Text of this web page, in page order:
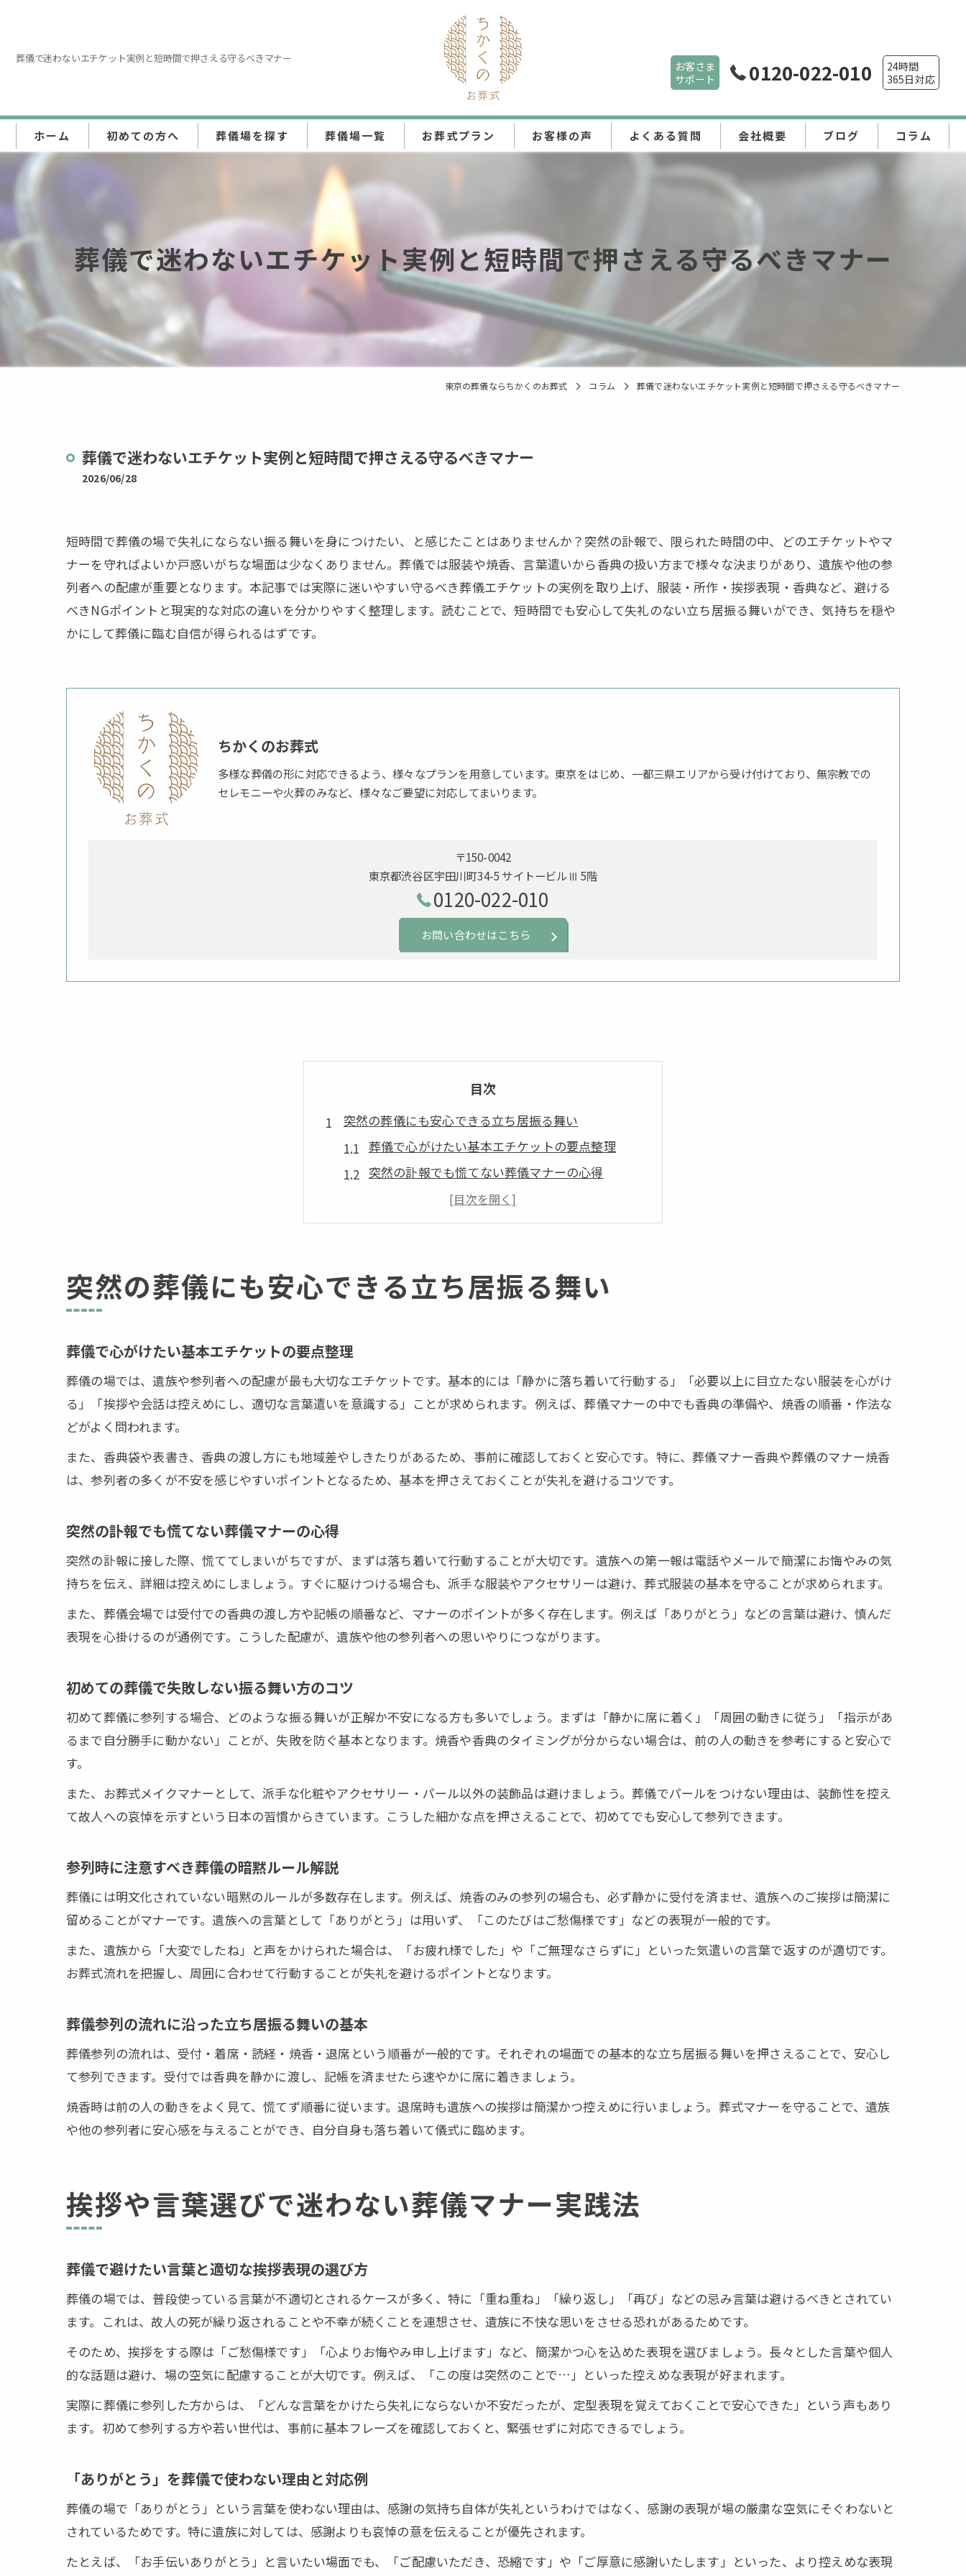
葬儀で迷わないエチケット実例と短時間で押さえる守るべきマナー
お客さま
サポート
0120-022-010
24時間
365日対応
ホーム 初めての方へ 葬儀場を探す
埼玉県
神奈川県
群馬県
茨城県
葬儀場一覧 お葬式プラン
ちかくの一日葬
ちかくの家族葬
ちかくの一般葬
お客様の声 よくある質問 会社概要 ブログ コラム
葬儀で迷わないエチケット実例と短時間で押さえる守るべきマナー
東京の葬儀ならちかくのお葬式 コラム 葬儀で迷わないエチケット実例と短時間で押さえる守るべきマナー
葬儀で迷わないエチケット実例と短時間で押さえる守るべきマナー
2026/06/28
短時間で葬儀の場で失礼にならない振る舞いを身につけたい、と感じたことはありませんか？突然の訃報で、限られた時間の中、どのエチケットやマ
ナーを守ればよいか戸惑いがちな場面は少なくありません。葬儀では服装や焼香、言葉遣いから香典の扱い方まで様々な決まりがあり、遺族や他の参
列者への配慮が重要となります。本記事では実際に迷いやすい守るべき葬儀エチケットの実例を取り上げ、服装・所作・挨拶表現・香典など、避ける
べきNGポイントと現実的な対応の違いを分かりやすく整理します。読むことで、短時間でも安心して失礼のない立ち居振る舞いができ、気持ちを穏や
かにして葬儀に臨む自信が得られるはずです。
ちかくのお葬式
多様な葬儀の形に対応できるよう、様々なプランを用意しています。東京をはじめ、一都三県エリアから受け付けており、無宗教での
セレモニーや火葬のみなど、様々なご要望に対応してまいります。
〒150-0042
東京都渋谷区宇田川町34-5 サイトービルⅢ 5階
0120-022-010
お問い合わせはこちら
目次
突然の葬儀にも安心できる立ち居振る舞い
葬儀で心がけたい基本エチケットの要点整理
突然の訃報でも慌てない葬儀マナーの心得
初めての葬儀で失敗しない振る舞い方のコツ
参列時に注意すべき葬儀の暗黙ルール解説
挨拶や言葉選びで迷わない葬儀マナー実践法
葬儀で避けたい言葉と適切な挨拶表現の選び方
心を伝える葬儀の言葉選びと気配りポイント
忌み言葉を避けた葬儀マナーの実践ポイント
葬儀でふさわしい服装とNGアイテムの見極め方
お葬式メイクマナーとアクセサリーの基本注意点
男女別葬儀服装マナーの押さえるべき基本
香典や焼香マナーを通じた失礼回避のコツ
葬儀で守るべき香典マナーの基本と注意点
香典の渡し方と焼香の作法を分かりやすく解説
葬儀での焼香マナーを実践する心構え
実際の葬儀で守るべきNG行動と許容範囲
会場での私語やスマホ利用がNGな理由と対策
葬儀にふさわしい表情や態度のポイント解説
穏やかな気持ちで臨むための葬儀エチケット極意
短時間で身につく安心の葬儀エチケットまとめ
気持ちを整え葬儀に臨むための心構えと実践法
葬儀で失礼なく振る舞うためのチェックリスト
突然の葬儀にも安心できる立ち居振る舞い
葬儀で心がけたい基本エチケットの要点整理
葬儀の場では、遺族や参列者への配慮が最も大切なエチケットです。基本的には「静かに落ち着いて行動する」「必要以上に目立たない服装を心がけ
る」「挨拶や会話は控えめにし、適切な言葉遣いを意識する」ことが求められます。例えば、葬儀マナーの中でも香典の準備や、焼香の順番・作法な
どがよく問われます。
また、香典袋や表書き、香典の渡し方にも地域差やしきたりがあるため、事前に確認しておくと安心です。特に、葬儀マナー香典や葬儀のマナー焼香
は、参列者の多くが不安を感じやすいポイントとなるため、基本を押さえておくことが失礼を避けるコツです。
突然の訃報でも慌てない葬儀マナーの心得
突然の訃報に接した際、慌ててしまいがちですが、まずは落ち着いて行動することが大切です。遺族への第一報は電話やメールで簡潔にお悔やみの気
持ちを伝え、詳細は控えめにしましょう。すぐに駆けつける場合も、派手な服装やアクセサリーは避け、葬式服装の基本を守ることが求められます。
また、葬儀会場では受付での香典の渡し方や記帳の順番など、マナーのポイントが多く存在します。例えば「ありがとう」などの言葉は避け、慎んだ
表現を心掛けるのが通例です。こうした配慮が、遺族や他の参列者への思いやりにつながります。
初めての葬儀で失敗しない振る舞い方のコツ
初めて葬儀に参列する場合、どのような振る舞いが正解か不安になる方も多いでしょう。まずは「静かに席に着く」「周囲の動きに従う」「指示があ
るまで自分勝手に動かない」ことが、失敗を防ぐ基本となります。焼香や香典のタイミングが分からない場合は、前の人の動きを参考にすると安心で
す。
また、お葬式メイクマナーとして、派手な化粧やアクセサリー・パール以外の装飾品は避けましょう。葬儀でパールをつけない理由は、装飾性を控え
て故人への哀悼を示すという日本の習慣からきています。こうした細かな点を押さえることで、初めてでも安心して参列できます。
参列時に注意すべき葬儀の暗黙ルール解説
葬儀には明文化されていない暗黙のルールが多数存在します。例えば、焼香のみの参列の場合も、必ず静かに受付を済ませ、遺族へのご挨拶は簡潔に
留めることがマナーです。遺族への言葉として「ありがとう」は用いず、「このたびはご愁傷様です」などの表現が一般的です。
また、遺族から「大変でしたね」と声をかけられた場合は、「お疲れ様でした」や「ご無理なさらずに」といった気遣いの言葉で返すのが適切です。
お葬式流れを把握し、周囲に合わせて行動することが失礼を避けるポイントとなります。
葬儀参列の流れに沿った立ち居振る舞いの基本
葬儀参列の流れは、受付・着席・読経・焼香・退席という順番が一般的です。それぞれの場面での基本的な立ち居振る舞いを押さえることで、安心し
て参列できます。受付では香典を静かに渡し、記帳を済ませたら速やかに席に着きましょう。
焼香時は前の人の動きをよく見て、慌てず順番に従います。退席時も遺族への挨拶は簡潔かつ控えめに行いましょう。葬式マナーを守ることで、遺族
や他の参列者に安心感を与えることができ、自分自身も落ち着いて儀式に臨めます。
挨拶や言葉選びで迷わない葬儀マナー実践法
葬儀で避けたい言葉と適切な挨拶表現の選び方
葬儀の場では、普段使っている言葉が不適切とされるケースが多く、特に「重ね重ね」「繰り返し」「再び」などの忌み言葉は避けるべきとされてい
ます。これは、故人の死が繰り返されることや不幸が続くことを連想させ、遺族に不快な思いをさせる恐れがあるためです。
そのため、挨拶をする際は「ご愁傷様です」「心よりお悔やみ申し上げます」など、簡潔かつ心を込めた表現を選びましょう。長々とした言葉や個人
的な話題は避け、場の空気に配慮することが大切です。例えば、「この度は突然のことで…」といった控えめな表現が好まれます。
実際に葬儀に参列した方からは、「どんな言葉をかけたら失礼にならないか不安だったが、定型表現を覚えておくことで安心できた」という声もあり
ます。初めて参列する方や若い世代は、事前に基本フレーズを確認しておくと、緊張せずに対応できるでしょう。
「ありがとう」を葬儀で使わない理由と対応例
葬儀の場で「ありがとう」という言葉を使わない理由は、感謝の気持ち自体が失礼というわけではなく、感謝の表現が場の厳粛な空気にそぐわないと
されているためです。特に遺族に対しては、感謝よりも哀悼の意を伝えることが優先されます。
たとえば、「お手伝いありがとう」と言いたい場面でも、「ご配慮いただき、恐縮です」や「ご厚意に感謝いたします」といった、より控えめな表現